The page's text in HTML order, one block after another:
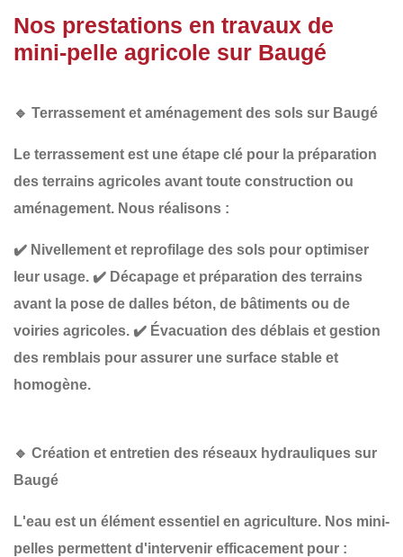
Nos prestations en travaux de
mini-pelle agricole sur Baugé
🔹 Terrassement et aménagement des sols sur Baugé
Le terrassement est une étape clé pour la préparation
des terrains agricoles avant toute construction ou
aménagement. Nous réalisons :
✔️ Nivellement et reprofilage des sols pour optimiser
leur usage. ✔️ Décapage et préparation des terrains
avant la pose de dalles béton, de bâtiments ou de
voiries agricoles. ✔️ Évacuation des déblais et gestion
des remblais pour assurer une surface stable et
homogène.
🔹 Création et entretien des réseaux hydrauliques sur
Baugé
L'eau est un élément essentiel en agriculture. Nos mini-
pelles permettent d'intervenir efficacement pour :